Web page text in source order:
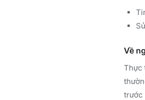
Về
Thực
trước